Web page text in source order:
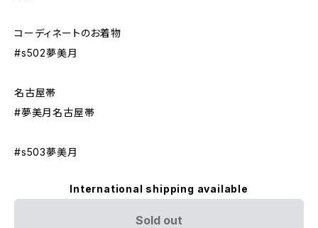
コーディネートのお着物
#s502夢美月
名古屋帯
#夢美月名古屋帯
#s503夢美月
International shipping available
Sold out